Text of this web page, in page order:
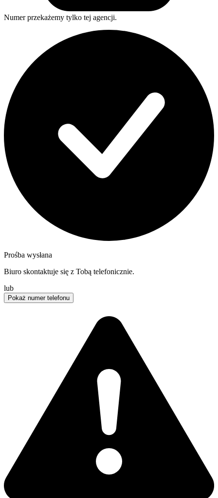
Numer przekażemy tylko tej agencji.
Prośba wysłana
Biuro skontaktuje się z Tobą telefonicznie.
lub
Pokaż numer telefonu